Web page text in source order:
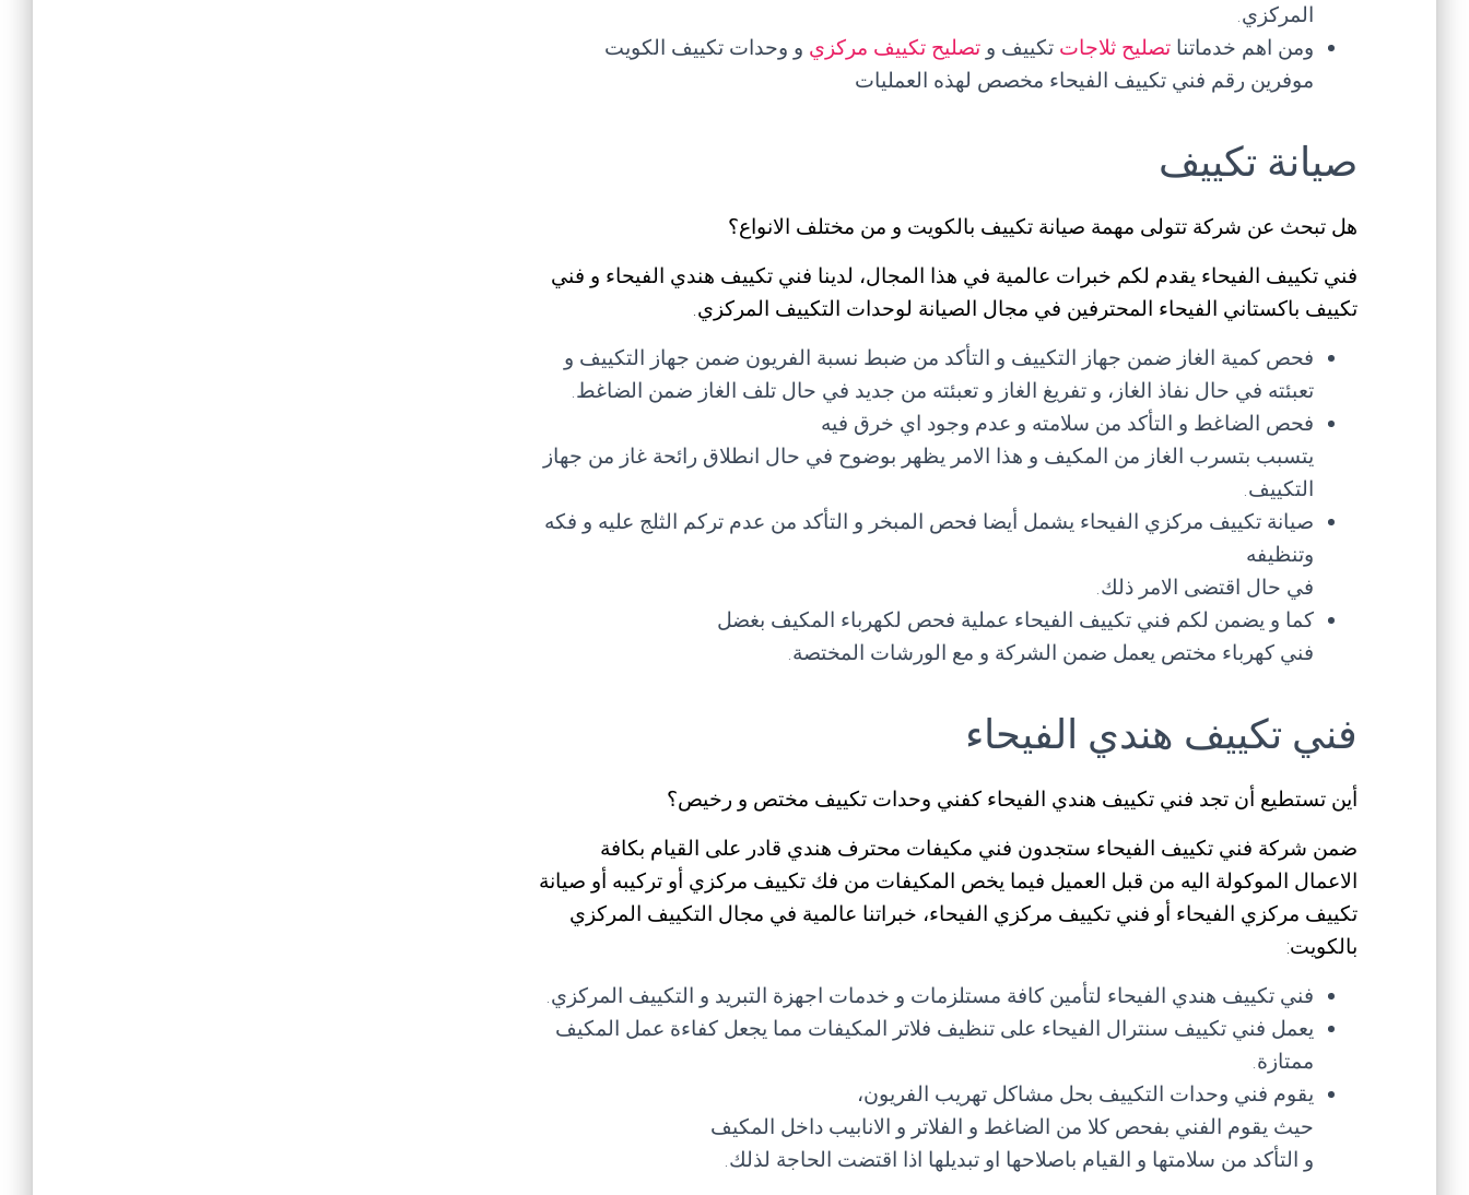
المركزي.
ومن اهم خدماتنا تصليح ثلاجات تكييف و تصليح تكييف مركزي و وحدات تكييف الكويت
موفرين رقم فني تكييف الفيحاء مخصص لهذه العمليات
صيانة تكييف
هل تبحث عن شركة تتولى مهمة صيانة تكييف بالكويت و من مختلف الانواع؟
فني تكييف الفيحاء يقدم لكم خبرات عالمية في هذا المجال، لدينا فني تكييف هندي الفيحاء و فني
تكييف باكستاني الفيحاء المحترفين في مجال الصيانة لوحدات التكييف المركزي.
فحص كمية الغاز ضمن جهاز التكييف و التأكد من ضبط نسبة الفريون ضمن جهاز التكييف و
تعبئته في حال نفاذ الغاز، و تفريغ الغاز و تعبئته من جديد في حال تلف الغاز ضمن الضاغط.
فحص الضاغط و التأكد من سلامته و عدم وجود اي خرق فيه
يتسبب بتسرب الغاز من المكيف و هذا الامر يظهر بوضوح في حال انطلاق رائحة غاز من جهاز
التكييف.
صيانة تكييف مركزي الفيحاء يشمل أيضا فحص المبخر و التأكد من عدم تركم الثلج عليه و فكه
وتنظيفه
في حال اقتضى الامر ذلك.
كما و يضمن لكم فني تكييف الفيحاء عملية فحص لكهرباء المكيف بغضل
فني كهرباء مختص يعمل ضمن الشركة و مع الورشات المختصة.
فني تكييف هندي الفيحاء
أين تستطيع أن تجد فني تكييف هندي الفيحاء كفني وحدات تكييف مختص و رخيص؟
ضمن شركة فني تكييف الفيحاء ستجدون فني مكيفات محترف هندي قادر على القيام بكافة
الاعمال الموكولة اليه من قبل العميل فيما يخص المكيفات من فك تكييف مركزي أو تركيبه أو صيانة
تكييف مركزي الفيحاء أو فني تكييف مركزي الفيحاء، خبراتنا عالمية في مجال التكييف المركزي
بالكويت:
فني تكييف هندي الفيحاء لتأمين كافة مستلزمات و خدمات اجهزة التبريد و التكييف المركزي.
يعمل فني تكييف سنترال الفيحاء على تنظيف فلاتر المكيفات مما يجعل كفاءة عمل المكيف
ممتازة.
يقوم فني وحدات التكييف بحل مشاكل تهريب الفريون،
حيث يقوم الفني بفحص كلا من الضاغط و الفلاتر و الانابيب داخل المكيف
و التأكد من سلامتها و القيام باصلاحها او تبديلها اذا اقتضت الحاجة لذلك.